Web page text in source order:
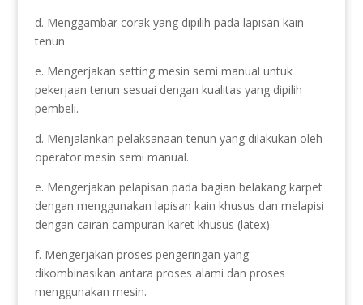
d. Menggambar corak yang dipilih pada lapisan kain
tenun.
e. Mengerjakan setting mesin semi manual untuk
pekerjaan tenun sesuai dengan kualitas yang dipilih
pembeli.
d. Menjalankan pelaksanaan tenun yang dilakukan oleh
operator mesin semi manual.
e. Mengerjakan pelapisan pada bagian belakang karpet
dengan menggunakan lapisan kain khusus dan melapisi
dengan cairan campuran karet khusus (latex).
f. Mengerjakan proses pengeringan yang
dikombinasikan antara proses alami dan proses
menggunakan mesin.